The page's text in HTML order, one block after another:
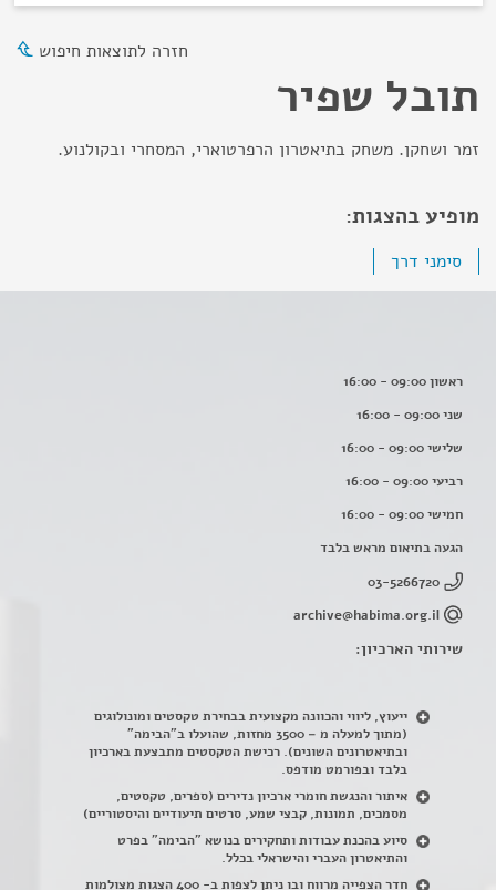
חזרה לתוצאות חיפוש
תובל שפיר
זמר ושחקן. משחק בתיאטרון הרפרטוארי, המסחרי ובקולנוע.
מופיע בהצגות:
סימני דרך
ראשון 09:00 - 16:00
שני 09:00 - 16:00
שלישי 09:00 - 16:00
רביעי 09:00 - 16:00
חמישי 09:00 - 16:00
הגעה בתיאום מראש בלבד
03-5266720
archive@habima.org.il
שירותי הארכיון:
ייעוץ, ליווי והכוונה מקצועית בבחירת טקסטים ומונולוגים
(מתוך למעלה מ – 3500 מחזות, שהועלו ב"הבימה"
ובתיאטרונים השונים). רכישת הטקסטים מתבצעת בארכיון
בלבד ובפורמט מודפס.
איתור והנגשת חומרי ארכיון נדירים (ספרים, טקסטים,
מסמכים, תמונות, קבצי שמע, סרטים תיעודיים והיסטוריים)
סיוע בהכנת עבודות ותחקירים בנושא "הבימה" בפרט
והתיאטרון העברי והישראלי בכלל.
חדר הצפייה מרווח ובו ניתן לצפות ב- 400 הצגות מצולמות